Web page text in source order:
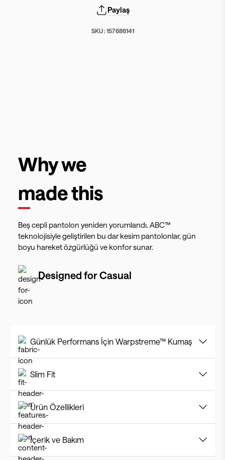
Paylaş
SKU :157686141
Why we
made this
Beş cepli pantolon yeniden yorumlandı. ABC™
teknolojisiyle geliştirilen bu dar kesim pantolonlar, gün
boyu hareket özgürlüğü ve konfor sunar.
Designed forCasual
Günlük Performans İçin Warpstreme™ Kumaş
Slim Fit
Ürün Özellikleri
İçerik ve Bakım